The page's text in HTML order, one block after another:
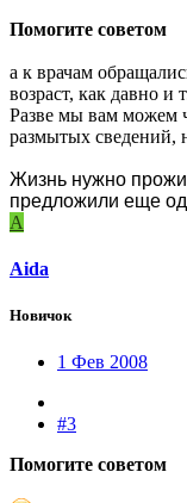
Помогите советом
а к врачам
возраст, как давно и
Разве мы вам можем
размытых сведений,
Жизнь нужно
предложили еще
A
Aida
Новичок
1 Фев 2008
#3
Помогите советом